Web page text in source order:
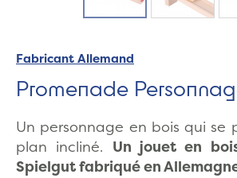
Fabricant Allemand
Promenade
Un personnage en bois qui se
plan incliné. Un jouet en
Spielgut fabriqué en